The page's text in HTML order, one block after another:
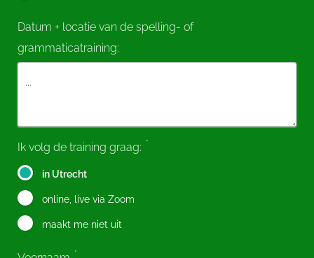
Datum + locatie van de spelling- of
grammaticatraining:
Ik volg de training graag: *
in Utrecht
online, live via Zoom
maakt me niet uit
*